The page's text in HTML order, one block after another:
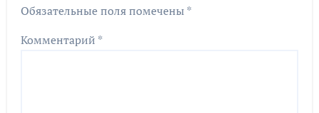
Обязательные поля помечены *
Комментарий *